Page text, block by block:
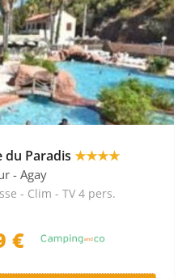
du Paradis ★★★★
- Agay
- Clim - TV 4 pers.
€